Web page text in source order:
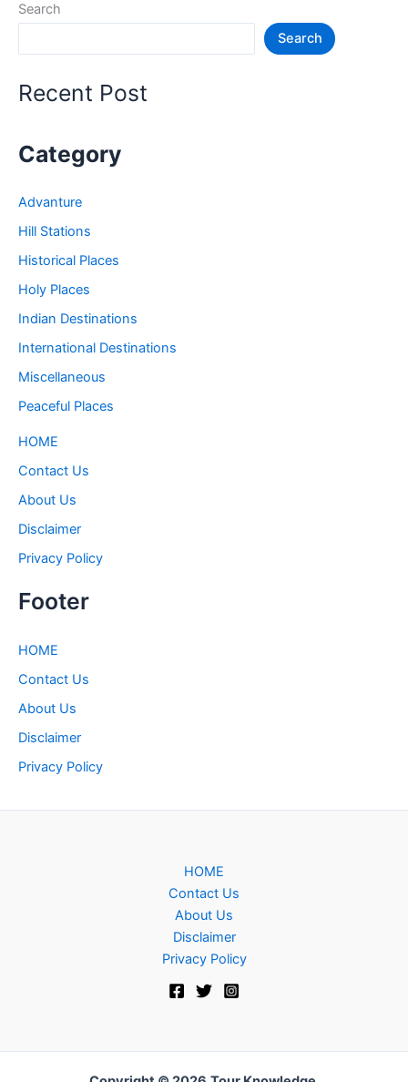
जगह
Places
Search
Search
Recent Post
Category
Advanture
Hill Stations
Historical Places
Holy Places
Indian Destinations
International Destinations
Miscellaneous
Peaceful Places
HOME
Contact Us
About Us
Disclaimer
Privacy Policy
Footer
HOME
Contact Us
About Us
Disclaimer
Privacy Policy
HOME
Contact Us
About Us
Disclaimer
Privacy Policy